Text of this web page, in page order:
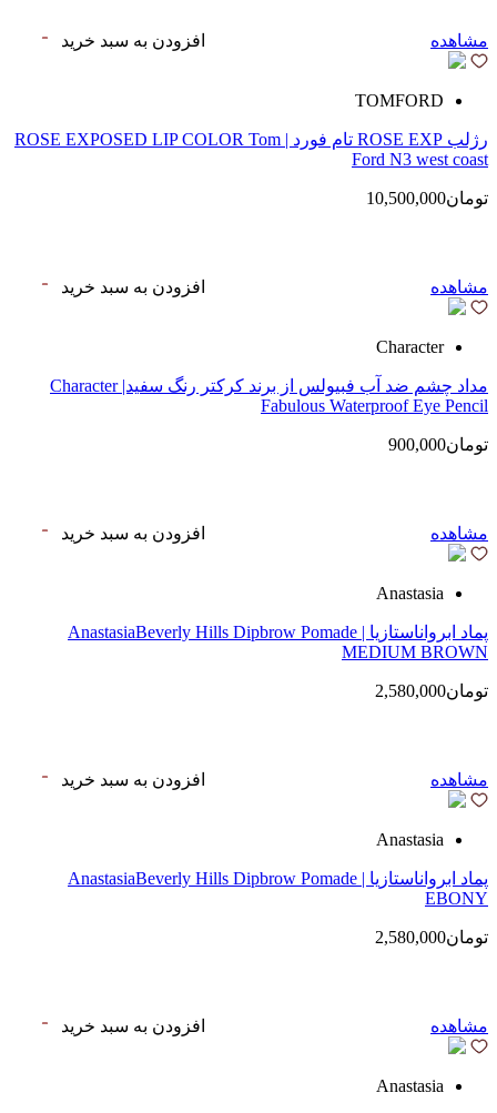
مشاهده افزودن به سبد خرید
TOMFORD
رژلب ROSE EXP تام فورد | ROSE EXPOSED LIP COLOR Tom
Ford N3 west coast
تومان10,500,000
مشاهده افزودن به سبد خرید
Character
مداد چشم ضد آب فبیولس از برند کرکتر رنگ سفید| Character
Fabulous Waterproof Eye Pencil
تومان900,000
مشاهده افزودن به سبد خرید
Anastasia
پماد ابرواناستازیا | AnastasiaBeverly Hills Dipbrow Pomade
MEDIUM BROWN
تومان2,580,000
مشاهده افزودن به سبد خرید
Anastasia
پماد ابرواناستازیا | AnastasiaBeverly Hills Dipbrow Pomade
EBONY
تومان2,580,000
مشاهده افزودن به سبد خرید
Anastasia